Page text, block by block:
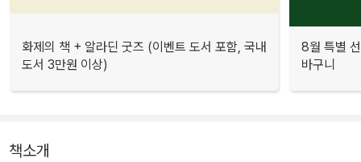
화제의 책 + 알라딘 굿즈 (이벤트 도서 포함, 국내
도서 3만원 이상)
8월 특별
바구니
책소개